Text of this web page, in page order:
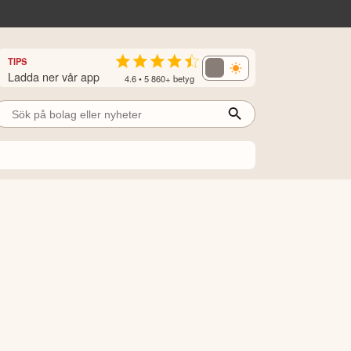
TIPS
Ladda ner vår app 4.6 • 5 860+ betyg